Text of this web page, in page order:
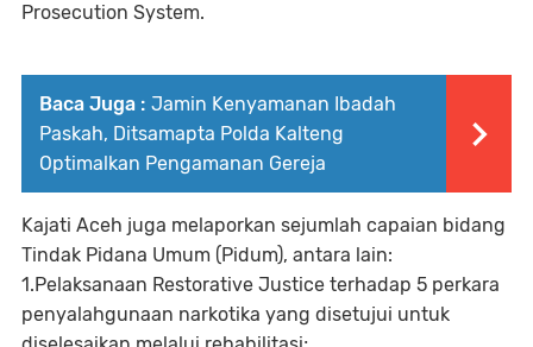
Prosecution System.
Baca Juga : Jamin Kenyamanan Ibadah
Paskah, Ditsamapta Polda Kalteng
Optimalkan Pengamanan Gereja
Kajati Aceh juga melaporkan sejumlah capaian bidang
Tindak Pidana Umum (Pidum), antara lain:
1.Pelaksanaan Restorative Justice terhadap 5 perkara
penyalahgunaan narkotika yang disetujui untuk